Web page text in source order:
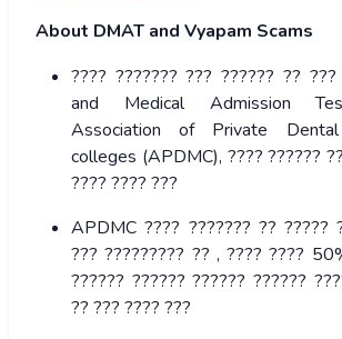
About DMAT and Vyapam Scams
???? ??????? ??? ?????? ??
and Medical Admission
Association of Private
colleges (APDMC), ???? ??????
???? ???? ???
APDMC ???? ??????? ??
??? ????????? ?? , ???? ????
?????? ?????? ?????? ??????
?? ??? ???? ???